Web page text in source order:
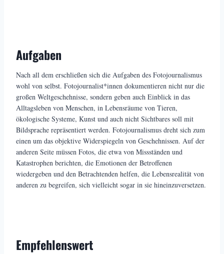
Aufgaben
Nach all dem erschließen sich die Aufgaben des Fotojournalismus
wohl von selbst. Fotojournalist*innen dokumentieren nicht nur die
großen Weltgeschehnisse, sondern geben auch Einblick in das
Alltagsleben von Menschen, in Lebensräume von Tieren,
ökologische Systeme, Kunst und auch nicht Sichtbares soll mit
Bildsprache repräsentiert werden. Fotojournalismus dreht sich zum
einen um das objektive Widerspiegeln von Geschehnissen. Auf der
anderen Seite müssen Fotos, die etwa von Missständen und
Katastrophen berichten, die Emotionen der Betroffenen
wiedergeben und den Betrachtenden helfen, die Lebensrealität von
anderen zu begreifen, sich vielleicht sogar in sie hineinzuversetzen.
Empfehlenswert